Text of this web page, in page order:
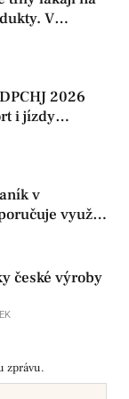
V
2026
i jízdy
v
využít
české výroby
zprávu.